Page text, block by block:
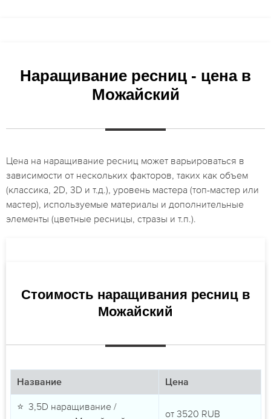
Наращивание ресниц - цена в
Можайский
Цена на наращивание ресниц может варьироваться в
зависимости от нескольких факторов, таких как объем
(классика, 2D, 3D и т.д.), уровень мастера (топ-мастер или
мастер), используемые материалы и дополнительные
элементы (цветные ресницы, стразы и т.п.).
Стоимость наращивания ресниц в
Можайский
Название Цена
⭐ 3,5D наращивание /
от 3520 RUB